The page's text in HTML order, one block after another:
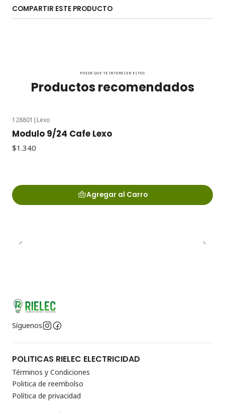
COMPARTIR ESTE PRODUCTO
PUEDE QUE TE INTERESEN ESTOS
Productos recomendados
128801 | Lexo
Modulo 9/24 Cafe Lexo
$1.340
Agregar al Carro
Síguenos
POLITICAS RIELEC ELECTRICIDAD
Términos y Condiciones
Politica de reembolso
Política de privacidad